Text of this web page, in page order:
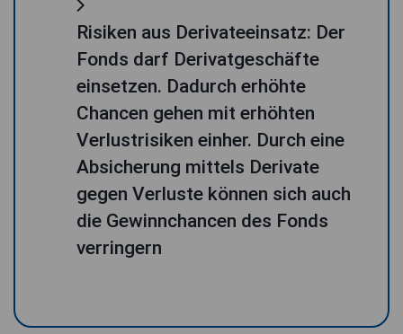
Risiken aus Derivateeinsatz: Der
Fonds darf Derivatgeschäfte
einsetzen. Dadurch erhöhte
Chancen gehen mit erhöhten
Verlustrisiken einher. Durch eine
Absicherung mittels Derivate
gegen Verluste können sich auch
die Gewinnchancen des Fonds
verringern